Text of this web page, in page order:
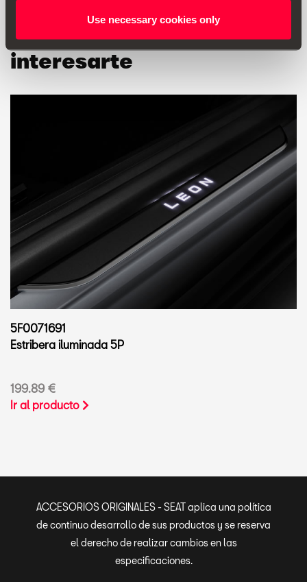
Use necessary cookies only
También puede
interesarte
5F0071691
Estribera iluminada 5P
199.89 €
Ir al producto
ACCESORIOS ORIGINALES - SEAT aplica una política
de continuo desarrollo de sus productos y se reserva
el derecho de realizar cambios en las
especificaciones.